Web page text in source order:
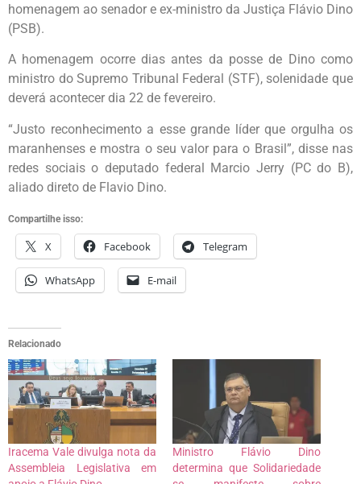
homenagem ao senador e ex-ministro da Justiça Flávio Dino
(PSB).
A homenagem ocorre dias antes da posse de Dino como
ministro do Supremo Tribunal Federal (STF), solenidade que
deverá acontecer dia 22 de fevereiro.
“Justo reconhecimento a esse grande líder que orgulha os
maranhenses e mostra o seu valor para o Brasil”, disse nas
redes sociais o deputado federal Marcio Jerry (PC do B),
aliado direto de Flavio Dino.
Compartilhe isso:
X Facebook Telegram
WhatsApp E-mail
Relacionado
Iracema Vale divulga nota da
Assembleia Legislativa em
Ministro Flávio Dino
determina que Solidariedade